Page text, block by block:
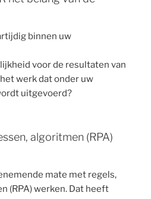
binnen uw
voor de resultaten van
werk dat onder uw
uitgevoerd?
algoritmen (RPA)
mate met regels,
(RPA) werken. Dat heeft